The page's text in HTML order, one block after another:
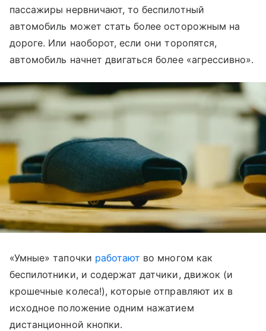
пассажиры нервничают, то беспилотный
автомобиль может стать более осторожным на
дороге. Или наоборот, если они торопятся,
автомобиль начнет двигаться более «агрессивно».
«Умные» тапочки работают во многом как
беспилотники, и содержат датчики, движок (и
крошечные колеса!), которые отправляют их в
исходное положение одним нажатием
дистанционной кнопки.